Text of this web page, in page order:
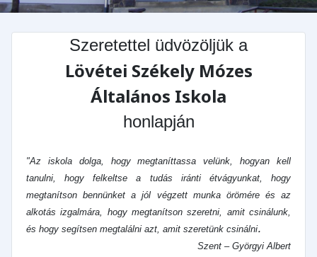
Szeretettel üdvözöljük a
Lövétei Székely Mózes
Általános Iskola
honlapján
"Az iskola dolga, hogy megtaníttassa velünk, hogyan kell
tanulni, hogy felkeltse a tudás iránti étvágyunkat, hogy
megtanítson bennünket a jól végzett munka örömére és az
alkotás izgalmára, hogy megtanítson szeretni, amit csinálunk,
és hogy segítsen megtalálni azt, amit szeretünk csinálni.
Szent – Györgyi Albert